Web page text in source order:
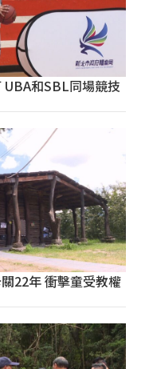
和SBL同場競技
22年 衝擊童受教權